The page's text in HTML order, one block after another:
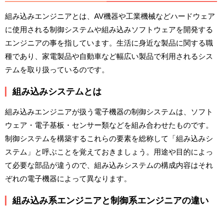
組み込みエンジニアとは、AV機器や工業機械などハードウェア
に使用される制御システムや組み込みソフトウェアを開発する
エンジニアの事を指しています。生活に身近な製品に関する職
種であり、家電製品や自動車など幅広い製品で利用されるシス
テムを取り扱っているのです。
組み込みシステムとは
組み込みエンジニアが扱う電子機器の制御システムは、ソフト
ウェア・電子基板・センサー類などを組み合わせたものです。
制御システムを構築するこれらの要素を総称して「組み込みシ
ステム」と呼ぶことを覚えておきましょう。用途や目的によっ
て必要な部品が違うので、組み込みシステムの構成内容はそれ
ぞれの電子機器によって異なります。
組み込み系エンジニアと制御系エンジニアの違い